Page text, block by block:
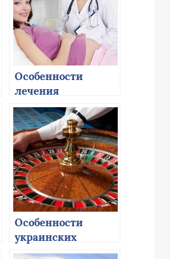
Особенности
лечения
бесплодия в
Израиле
Особенности
украинских
онлайн казино